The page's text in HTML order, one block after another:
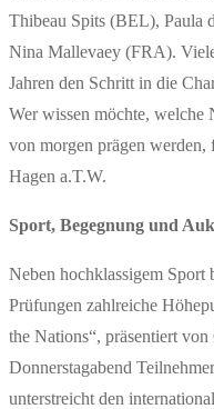
Thibeau Spits (BEL), Paula
Nina Mallevaey (FRA).
Jahren den Schritt in die
Wer wissen möchte, welche
von morgen prägen
Hagen a.T.W.
Sport, Begegnung und
Neben hochklassigem Sport
Prüfungen zahlreiche
the Nations“, präsentiert
Donnerstagabend
unterstreicht den